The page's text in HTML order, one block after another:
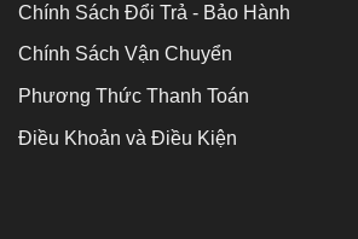
Chính Sách Đổi Trả - Bảo Hành
Chính Sách Vận Chuyển
Phương Thức Thanh Toán
Điều Khoản và Điều Kiện